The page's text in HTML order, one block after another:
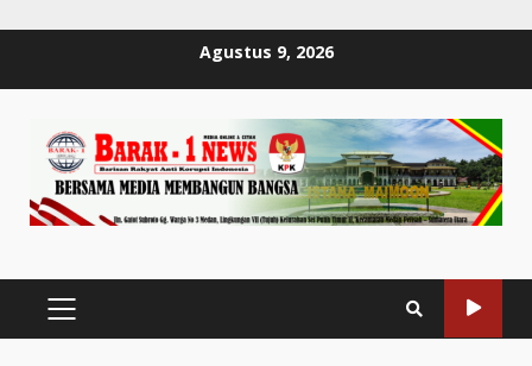
Agustus 9, 2026
PRIMARY
MENU